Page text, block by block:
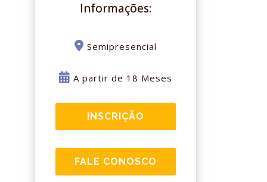
Informações:
Semipresencial
A partir de 18 Meses
INSCRIÇÃO
FALE CONOSCO